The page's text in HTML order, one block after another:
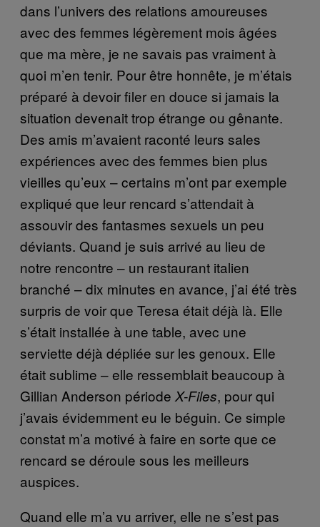
dans l’univers des relations amoureuses
avec des femmes légèrement mois âgées
que ma mère, je ne savais pas vraiment à
quoi m’en tenir. Pour être honnête, je m’étais
préparé à devoir filer en douce si jamais la
situation devenait trop étrange ou gênante.
Des amis m’avaient raconté leurs sales
expériences avec des femmes bien plus
vieilles qu’eux – certains m’ont par exemple
expliqué que leur rencard s’attendait à
assouvir des fantasmes sexuels un peu
déviants. Quand je suis arrivé au lieu de
notre rencontre – un restaurant italien
branché – dix minutes en avance, j’ai été très
surpris de voir que Teresa était déjà là. Elle
s’était installée à une table, avec une
serviette déjà dépliée sur les genoux. Elle
était sublime – elle ressemblait beaucoup à
Gillian Anderson période X-Files, pour qui
j’avais évidemment eu le béguin. Ce simple
constat m’a motivé à faire en sorte que ce
rencard se déroule sous les meilleurs
auspices.
Quand elle m’a vu arriver, elle ne s’est pas